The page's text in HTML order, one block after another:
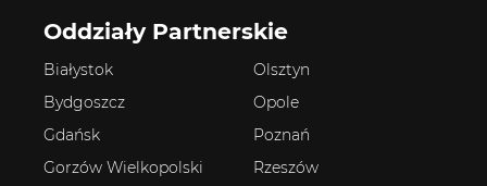
Oddziały Partnerskie
Białystok
Bydgoszcz
Gdańsk
Gorzów Wielkopolski
Olsztyn
Opole
Poznań
Rzeszów